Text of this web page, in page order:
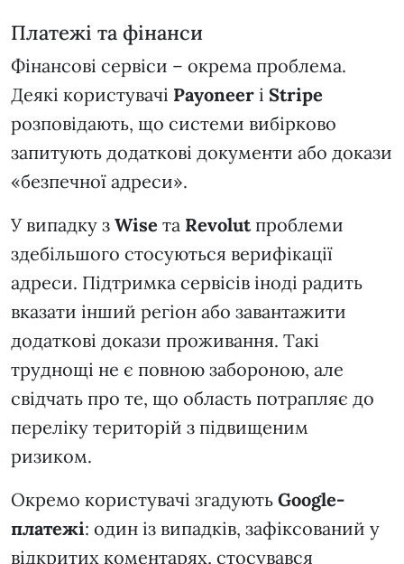
Платежі та фінанси
Фінансові сервіси – окрема проблема.
Деякі користувачі Payoneer і Stripe
розповідають, що системи вибірково
запитують додаткові документи або докази
«безпечної адреси».
У випадку з Wise та Revolut проблеми
здебільшого стосуються верифікації
адреси. Підтримка сервісів іноді радить
вказати інший регіон або завантажити
додаткові докази проживання. Такі
труднощі не є повною забороною, але
свідчать про те, що область потрапляє до
переліку територій з підвищеним
ризиком.
Окремо користувачі згадують Google-
платежі: один із випадків, зафіксований у
відкритих коментарях, стосувався